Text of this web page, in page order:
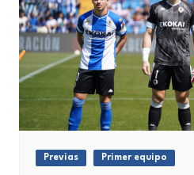
Previas Primer equipo